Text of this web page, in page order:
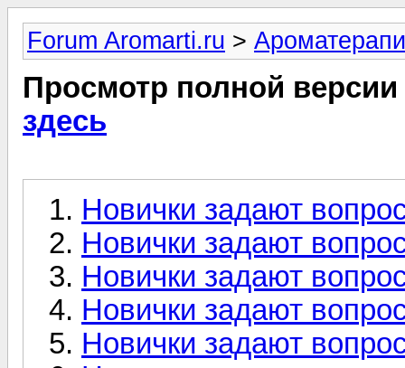
Forum Aromarti.ru >
Просмотр полной
здесь
Новички задают
Новички задают
Новички задают
Новички задают
Новички задают